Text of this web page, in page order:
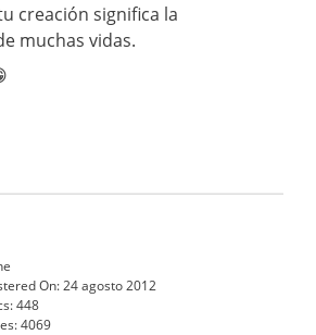
creación significa la
muchas vidas.
On:24 agosto 2012
448
4069